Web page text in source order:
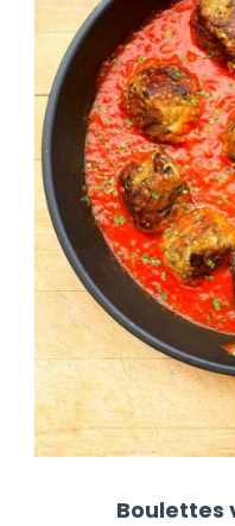
Boulettes